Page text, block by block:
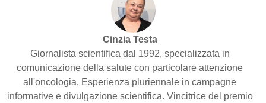
Cinzia Testa
Giornalista scientifica dal 1992, specializzata in
comunicazione della salute con particolare attenzione
all'oncologia. Esperienza pluriennale in campagne
informative e divulgazione scientifica. Vincitrice del premio